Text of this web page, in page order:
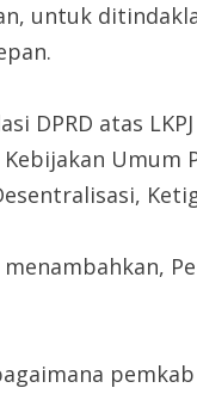
untuk
DPRD atas
Umum